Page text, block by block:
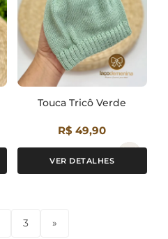
Touca Tricô Verde
R$ 49,90
VER DETALHES
3 »